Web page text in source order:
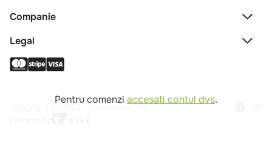
Pentru comenzi accesati contul dvs.
Companie
Legal
Copyright © 2025 - Macromex SRL